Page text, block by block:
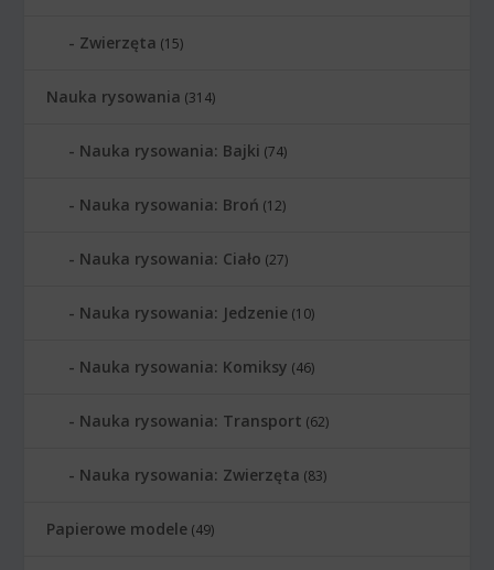
Zwierzęta (15)
Nauka rysowania (314)
Nauka rysowania: Bajki (74)
Nauka rysowania: Broń (12)
Nauka rysowania: Ciało (27)
Nauka rysowania: Jedzenie (10)
Nauka rysowania: Komiksy (46)
Nauka rysowania: Transport (62)
Nauka rysowania: Zwierzęta (83)
Papierowe modele (49)